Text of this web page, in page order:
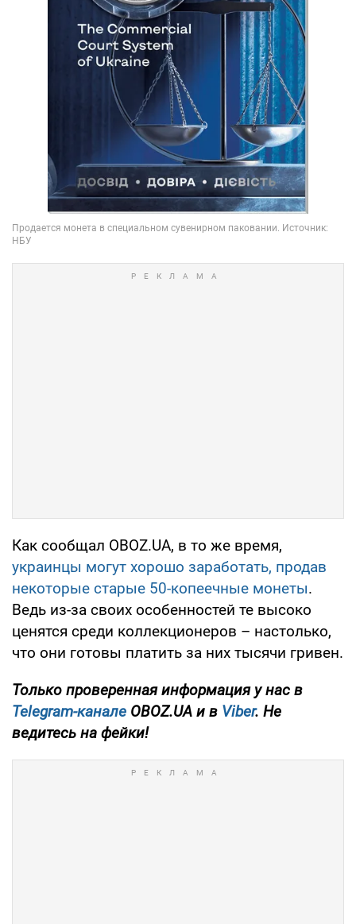
Как сообщал OBOZ.UA, в то же время,
украинцы могут хорошо заработать, продав
некоторые старые 50-копеечные монеты.
Ведь из-за своих особенностей те высоко
ценятся среди коллекционеров – настолько,
что они готовы платить за них тысячи гривен.
Только проверенная информация у нас в
Telegram-канале OBOZ.UA и в Viber. Не
ведитесь на фейки!